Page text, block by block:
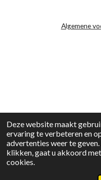
Deze website maakt
ervaring te verbeteren en
advertenties weer te geven.
klikken, gaat u akkoord
cookies.
Algemene